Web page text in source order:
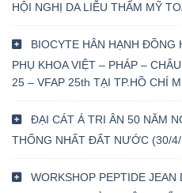
HỘI NGHỊ DA LIỄU THẨM MỸ
BIOCYTE HÂN HẠNH ĐỒNG
PHỤ KHOA VIỆT – PHÁP –
25 – VFAP 25th TẠI TP.HỒ CHÍ
ĐẠI CÁT Á TRI ÂN 50 NĂM
THỐNG NHẤT ĐẤT NƯỚC (30/
WORKSHOP PEPTIDE JEAN